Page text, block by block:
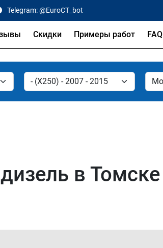
Telegram: @EuroCT_bot
Скидки Примеры работ FAQ
в Томске